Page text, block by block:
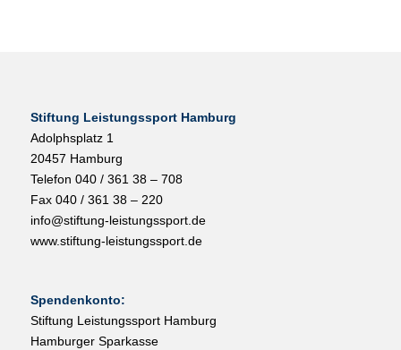
Stiftung Leistungssport Hamburg
Adolphsplatz 1
20457 Hamburg
Telefon 040 / 361 38 – 708
Fax 040 / 361 38 – 220
info@stiftung-leistungssport.de
www.stiftung-leistungssport.de
Spendenkonto:
Stiftung Leistungssport Hamburg
Hamburger Sparkasse